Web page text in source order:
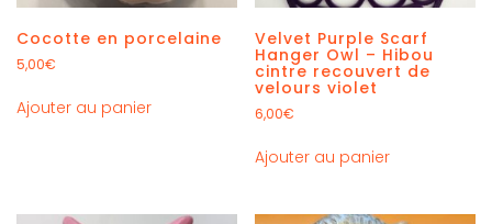
Cocotte en porcelaine
5,00€
Ajouter au panier
Velvet Purple Scarf
Hanger Owl – Hibou
cintre recouvert de
velours violet
6,00€
Ajouter au panier